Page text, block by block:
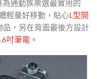
通勤族票選最實用的
輕量好移動，貼心L型開
，另在背面最後方設計
吋筆電。